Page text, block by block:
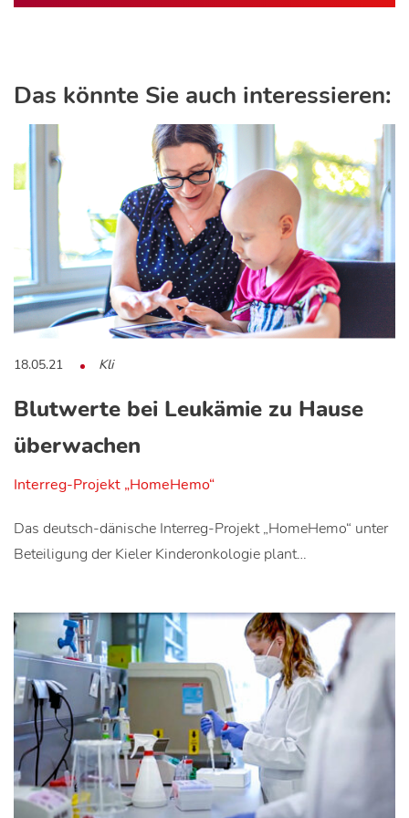
Das könnte Sie auch interessieren:
18.05.21 Kli
Blutwerte bei Leukämie zu Hause
überwachen
Interreg-Projekt „HomeHemo“
Das deutsch-dänische Interreg-Projekt „HomeHemo“ unter
Beteiligung der Kieler Kinderonkologie plant…